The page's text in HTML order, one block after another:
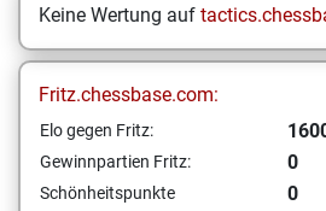
Keine Wertung auf
Fritz.chessbase.com:
Elo gegen Fritz:
Gewinnpartien Fritz: 0
Schönheitspunkte
0